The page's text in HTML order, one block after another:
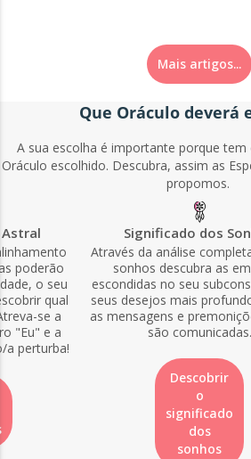
Mais artigos...
Que Oráculo deverá
A sua escolha é importante porque
Oráculo escolhido. Descubra, assim as
propomos.
poderão
o seu
qual
se a
"Eu" e a
a perturba!
Significado dos
Através da análise
sonhos descubra as
escondidas no seu
seus desejos mais
as mensagens e
são comunicadas.
Descobrir
o
significado
dos
sonhos